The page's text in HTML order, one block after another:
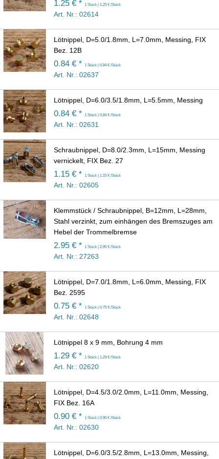
1.25 € * 1 Stück | 1.25 € /Stück
Art. Nr.: 02614
Lötnippel, D=5.0/1.8mm, L=7.0mm, Messing, FIX
Bez. 12B
0.84 € * 1 Stück | 0.84 € /Stück
Art. Nr.: 02637
Lötnippel, D=6.0/3.5/1.8mm, L=5.5mm, Messing
0.84 € * 1 Stück | 0.84 € /Stück
Art. Nr.: 02631
Schraubnippel, D=8.0/2.3mm, L=15mm, Messing
vernickelt, FIX Bez. 27
1.15 € * 1 Stück | 1.15 € /Stück
Art. Nr.: 02605
Klemmstück / Schraubnippel, B=12mm, L=28mm,
Stahl verzinkt, zum einhängen des Bremszuges am
Hebel der Trommelbremse
2.95 € * 1 Stück | 2.95 € /Stück
Art. Nr.: 27263
Lötnippel, D=7.0/1.8mm, L=6.0mm, Messing, FIX
Bez. 2595
0.75 € * 1 Stück | 0.75 € /Stück
Art. Nr.: 02648
Lötnippel 8 x 9 mm, Bohrung 4 mm
1.29 € * 1 Stück | 1.29 € /Stück
Art. Nr.: 02620
Lötnippel, D=4.5/3.0/2.0mm, L=11.0mm, Messing,
FIX Bez. 16A
0.90 € * 1 Stück | 0.90 € /Stück
Art. Nr.: 02630
Lötnippel, D=6.0/3.5/2.8mm, L=13.0mm, Messing,